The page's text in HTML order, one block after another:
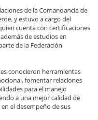
de la Comandancia de
y estuvo a cargo del
cuenta con certificaciones
de estudios en
de la Federación
conocieron herramientas
fomentar relaciones
para el manejo
a una mejor calidad de
el desempeño de sus